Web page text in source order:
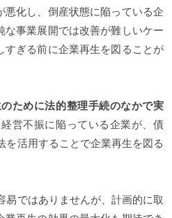
悪化し、倒産状態に陥っている企
な事業展開では改善が難しいケー
すぎる前に企業再生を図ることが
ために法的整理手続のなかで実
営不振に陥っている企業が、債
を活用することで企業再生を図る
易ではありませんが、計画的に取